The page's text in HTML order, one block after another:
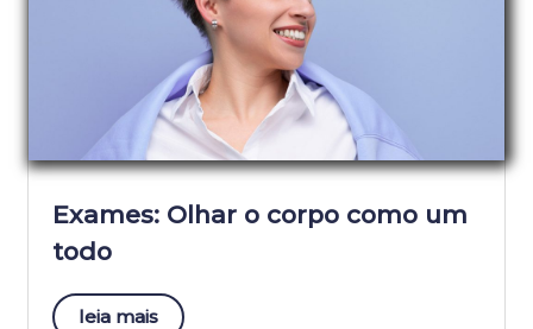
Exames: Olhar o corpo como um
todo
leia mais